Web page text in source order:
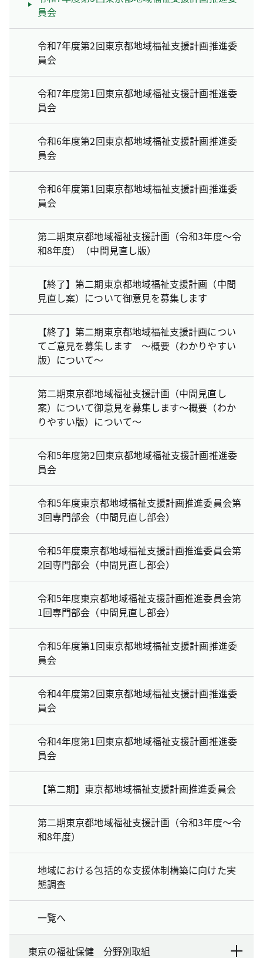
員会
令和7年度第2回東京都地域福祉支援計画推進委
員会
令和7年度第1回東京都地域福祉支援計画推進委
員会
令和6年度第2回東京都地域福祉支援計画推進委
員会
令和6年度第1回東京都地域福祉支援計画推進委
員会
第二期東京都地域福祉支援計画（令和3年度～令
和8年度）（中間見直し版）
【終了】第二期東京都地域福祉支援計画（中間
見直し案）について御意見を募集します
【終了】第二期東京都地域福祉支援計画につい
てご意見を募集します ～概要（わかりやすい
版）について～
第二期東京都地域福祉支援計画（中間見直し
案）について御意見を募集します～概要（わか
りやすい版）について～
令和5年度第2回東京都地域福祉支援計画推進委
員会
令和5年度東京都地域福祉支援計画推進委員会第
3回専門部会（中間見直し部会）
令和5年度東京都地域福祉支援計画推進委員会第
2回専門部会（中間見直し部会）
令和5年度東京都地域福祉支援計画推進委員会第
1回専門部会（中間見直し部会）
令和5年度第1回東京都地域福祉支援計画推進委
員会
令和4年度第2回東京都地域福祉支援計画推進委
員会
令和4年度第1回東京都地域福祉支援計画推進委
員会
【第二期】東京都地域福祉支援計画推進委員会
第二期東京都地域福祉支援計画（令和3年度～令
和8年度）
地域における包括的な支援体制構築に向けた実
態調査
一覧へ
東京の福祉保健 分野別取組